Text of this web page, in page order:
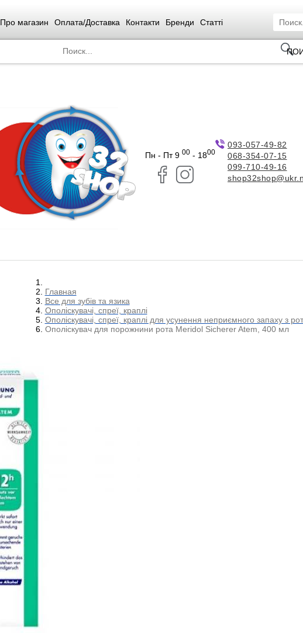
Про магазин Оплата/Доставка Контакти Бренди Статті
Пн - Пт 9 00 - 1800
093-057-49-82
068-354-07-15
099-710-49-16
Главная
Все для зубів та язика
Ополіскувачі, спреї, краплі
Ополіскувачі, спреї, краплі для усунення неприємного запаху з
Ополіскувач для порожнини рота Meridol Sicherer Atem, 400 мл